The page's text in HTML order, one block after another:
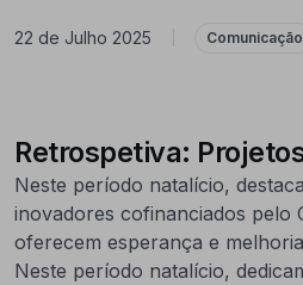
22 de Julho 2025 Comunicação
Retrospetiva:
Neste período natalício,
inovadores cofinanciados pelo
oferecem esperança e
Neste período natalício,